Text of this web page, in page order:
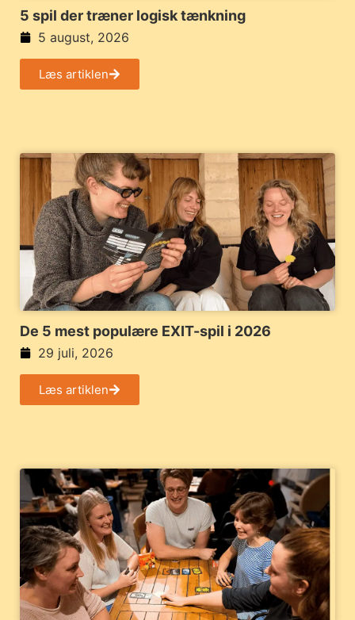
5 spil der træner logisk tænkning
5 august, 2026
Læs artiklen
De 5 mest populære EXIT-spil i 2026
29 juli, 2026
Læs artiklen